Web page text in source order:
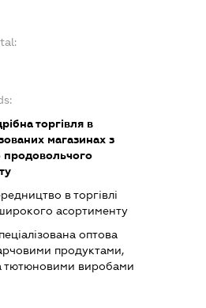
торгівля в
магазинах з
продовольчого
в торгівлі
асортименту
оптова
продуктами,
тютюновими виробами